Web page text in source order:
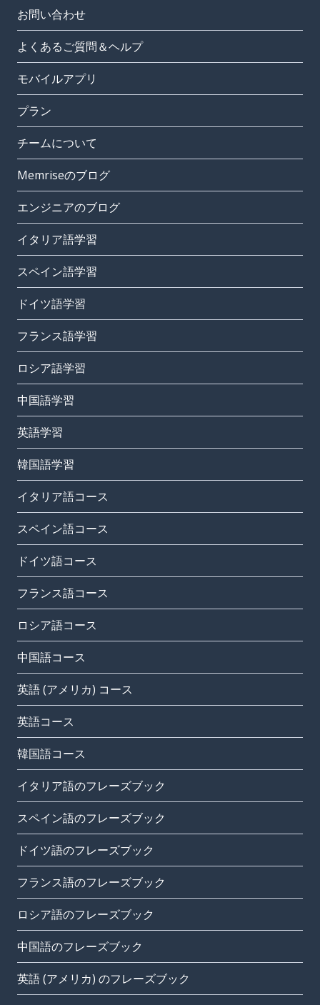
お問い合わせ
よくあるご質問＆ヘルプ
モバイルアプリ
プラン
チームについて
Memriseのブログ
エンジニアのブログ
イタリア語学習
スペイン語学習
ドイツ語学習
フランス語学習
ロシア語学習
中国語学習
英語学習
韓国語学習
イタリア語コース
スペイン語コース
ドイツ語コース
フランス語コース
ロシア語コース
中国語コース
英語 (アメリカ) コース
英語コース
韓国語コース
イタリア語のフレーズブック
スペイン語のフレーズブック
ドイツ語のフレーズブック
フランス語のフレーズブック
ロシア語のフレーズブック
中国語のフレーズブック
英語 (アメリカ) のフレーズブック